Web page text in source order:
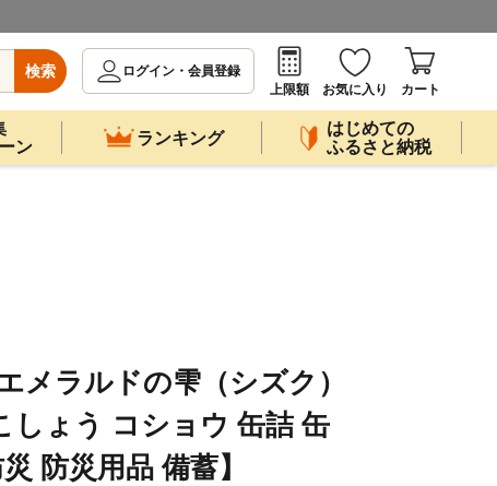
検索
ログイン・会員登録
上限額
お気に入り カート
ン
ランキング
はじめての
ふるさと納税
メラルドの雫（シズク）
しょう コショウ 缶詰 缶
防災用品 備蓄】